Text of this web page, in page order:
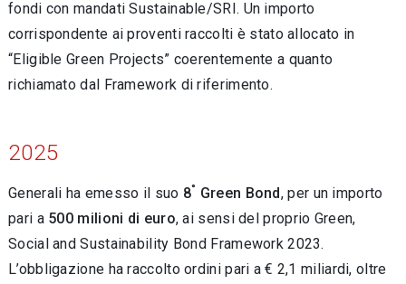
fondi con mandati Sustainable/SRI. Un importo
corrispondente ai proventi raccolti è stato allocato in
“Eligible Green Projects” coerentemente a quanto
richiamato dal Framework di riferimento.
2025
Generali ha emesso il suo 8° Green Bond, per un importo
pari a 500 milioni di euro, ai sensi del proprio Green,
Social and Sustainability Bond Framework 2023.
L’obbligazione ha raccolto ordini pari a € 2,1 miliardi, oltre